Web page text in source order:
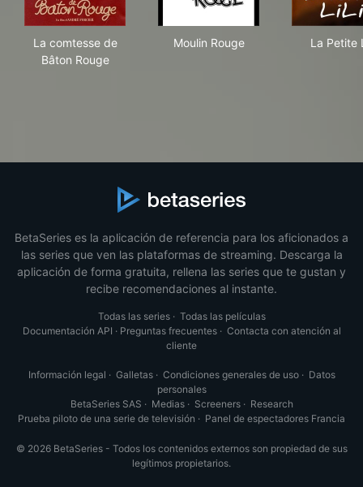
La comtesse de
Bâton Rouge
Moulin Rouge La Petite
BetaSeries es la aplicación de referencia para los aficionados a
las series que ven las plataformas de streaming. Descarga la
aplicación de forma gratuita, rellena las series que te gustan y
recibe recomendaciones al instante.
Todas las series· Todas las películas
Documentación API · Preguntas frecuentes· Contacta con atención al
cliente
Información legal · Galletas· Condiciones generales de uso· Datos
personales
BetaSeries SAS · Medias· Screeners· Research
Prueba piloto de una serie de televisión · Panel de espectadores Francia
© 2026 BetaSeries - Todos los contenidos externos son propiedad de sus
legítimos propietarios.